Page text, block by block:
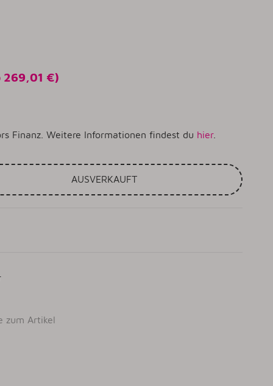
269,01 €)
Finanz. Weitere Informationen findest du hier.
AUSVERKAUFT
zum Artikel